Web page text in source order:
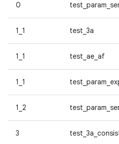
0
1_1 test_3a
1_1 test_ae_af
1_1
1_2
3